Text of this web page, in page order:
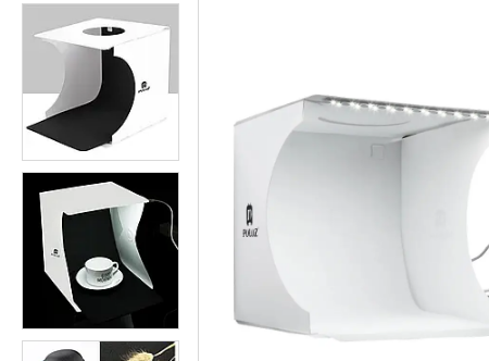
Студійне світло
Лампи для постійного та
імпульсного світла
Набори постійного світла для
фото і відео
Набори імпульсного світла
Фото відбивачі, тримачі для
відбивачів
Поворотні столики
Все для предметної зйомки
Лайтбокси, фотобокси
Кільцеві лампи, товари для
блогерів